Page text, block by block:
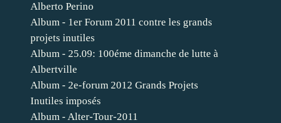
Alberto Perino
Album - 1er Forum 2011 contre les grands
projets inutiles
Album - 25.09: 100éme dimanche de lutte à
Albertville
Album - 2e-forum 2012 Grands Projets
Inutiles imposés
Album - Alter-Tour-2011